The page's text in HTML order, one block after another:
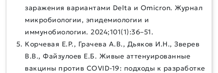
заражения вариантами Delta и Omicron. Журнал
микробиологии, эпидемиологии и
иммунобиологии. 2024;101(1):36–51.
Корчевая Е.Р., Грачева А.В., Дьяков И.Н., Зверев
В.В., Файзулоев Е.Б. Живые аттенуированные
вакцины против COVID-19: подходы к разработке